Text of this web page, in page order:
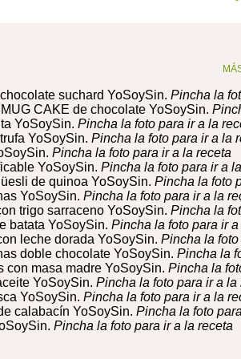
suchard YoSoySin. Pincha la
CAKE de chocolate YoSoySin.
YoSoySin. Pincha la foto para ir a la
YoSoySin. Pincha la foto para ir a la
Pincha la foto para ir a la receta
YoSoySin. Pincha la foto para ir a
de quinoa YoSoySin. Pincha la foto
YoSoySin. Pincha la foto para ir a la
trigo sarraceno YoSoySin. Pincha la
batata YoSoySin. Pincha la foto para ir
leche dorada YoSoySin. Pincha la
doble chocolate YoSoySin. Pincha la
con masa madre YoSoySin. Pincha la
YoSoySin. Pincha la foto para ir a la
YoSoySin. Pincha la foto para ir a la
calabacín YoSoySin. Pincha la foto
Pincha la foto para ir a la receta